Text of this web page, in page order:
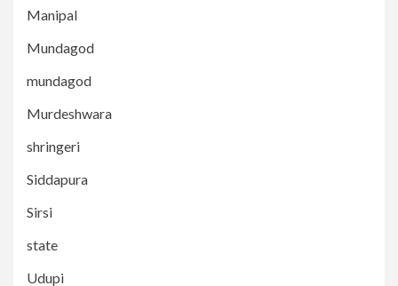
Manipal
Mundagod
mundagod
Murdeshwara
shringeri
Siddapura
Sirsi
state
Udupi